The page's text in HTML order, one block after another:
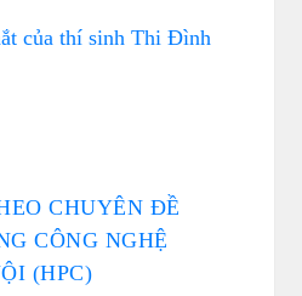
của thí sinh Thi Đình
CHUYÊN ĐỀ
CÔNG NGHỆ
(HPC)